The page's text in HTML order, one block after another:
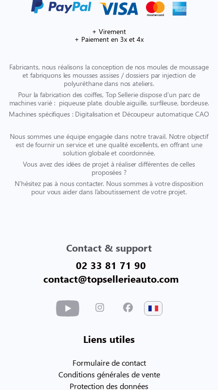
+ Virement
+ Paiement en 3x et 4x
Fabricants, nous réalisons la conception de nos moules de moussage
et fabriquons les mousses assises / dossiers par injection de
polyuréthane dans nos ateliers.
Pour la fabrication des coiffes, Top Sellerie dispose d’un parc de
machines varié : piqueuse plate, double aiguille, surfileuse, bordeuse.
Machines spécifiques : Digitalisation et Découpeur automatique CAO
Nous sommes une équipe engagée dans notre travail. Notre objectif
est de fournir un service et une qualité excellents, en offrant une
solution globale et coordonnée.
Vous avez des idées de projet à réaliser différentes de celles
proposées ?
N’hésitez pas à nous contacter. Nous sommes à votre disposition
pour vous aider dans l’aboutissement de votre projet.
Contact & support
02 33 81 71 90
contact@topsellerieauto.com
Liens utiles
Formulaire de contact
Conditions générales de vente
Protection des données